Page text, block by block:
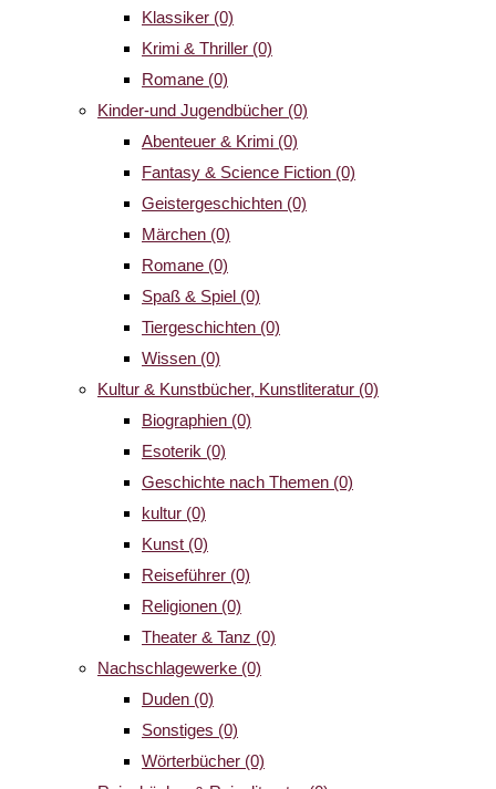
Klassiker (0)
Krimi & Thriller (0)
Romane (0)
Kinder-und Jugendbücher (0)
Abenteuer & Krimi (0)
Fantasy & Science Fiction (0)
Geistergeschichten (0)
Märchen (0)
Romane (0)
Spaß & Spiel (0)
Tiergeschichten (0)
Wissen (0)
Kultur & Kunstbücher, Kunstliteratur (0)
Biographien (0)
Esoterik (0)
Geschichte nach Themen (0)
kultur (0)
Kunst (0)
Reiseführer (0)
Religionen (0)
Theater & Tanz (0)
Nachschlagewerke (0)
Duden (0)
Sonstiges (0)
Wörterbücher (0)